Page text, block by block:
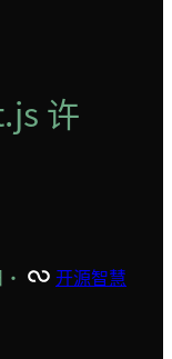
许
· 开源智慧